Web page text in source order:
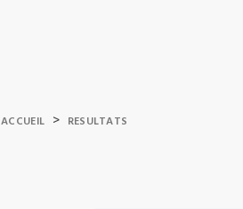
ACCUEIL > RESULTATS